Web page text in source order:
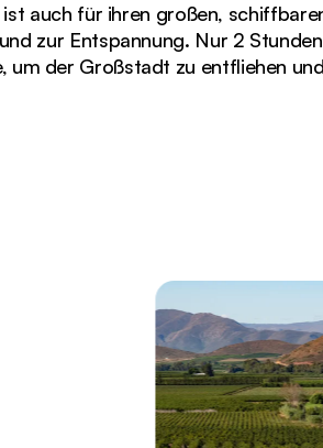
ist auch für ihren großen,
zur Entspannung. Nur 2
um der Großstadt zu entfliehen